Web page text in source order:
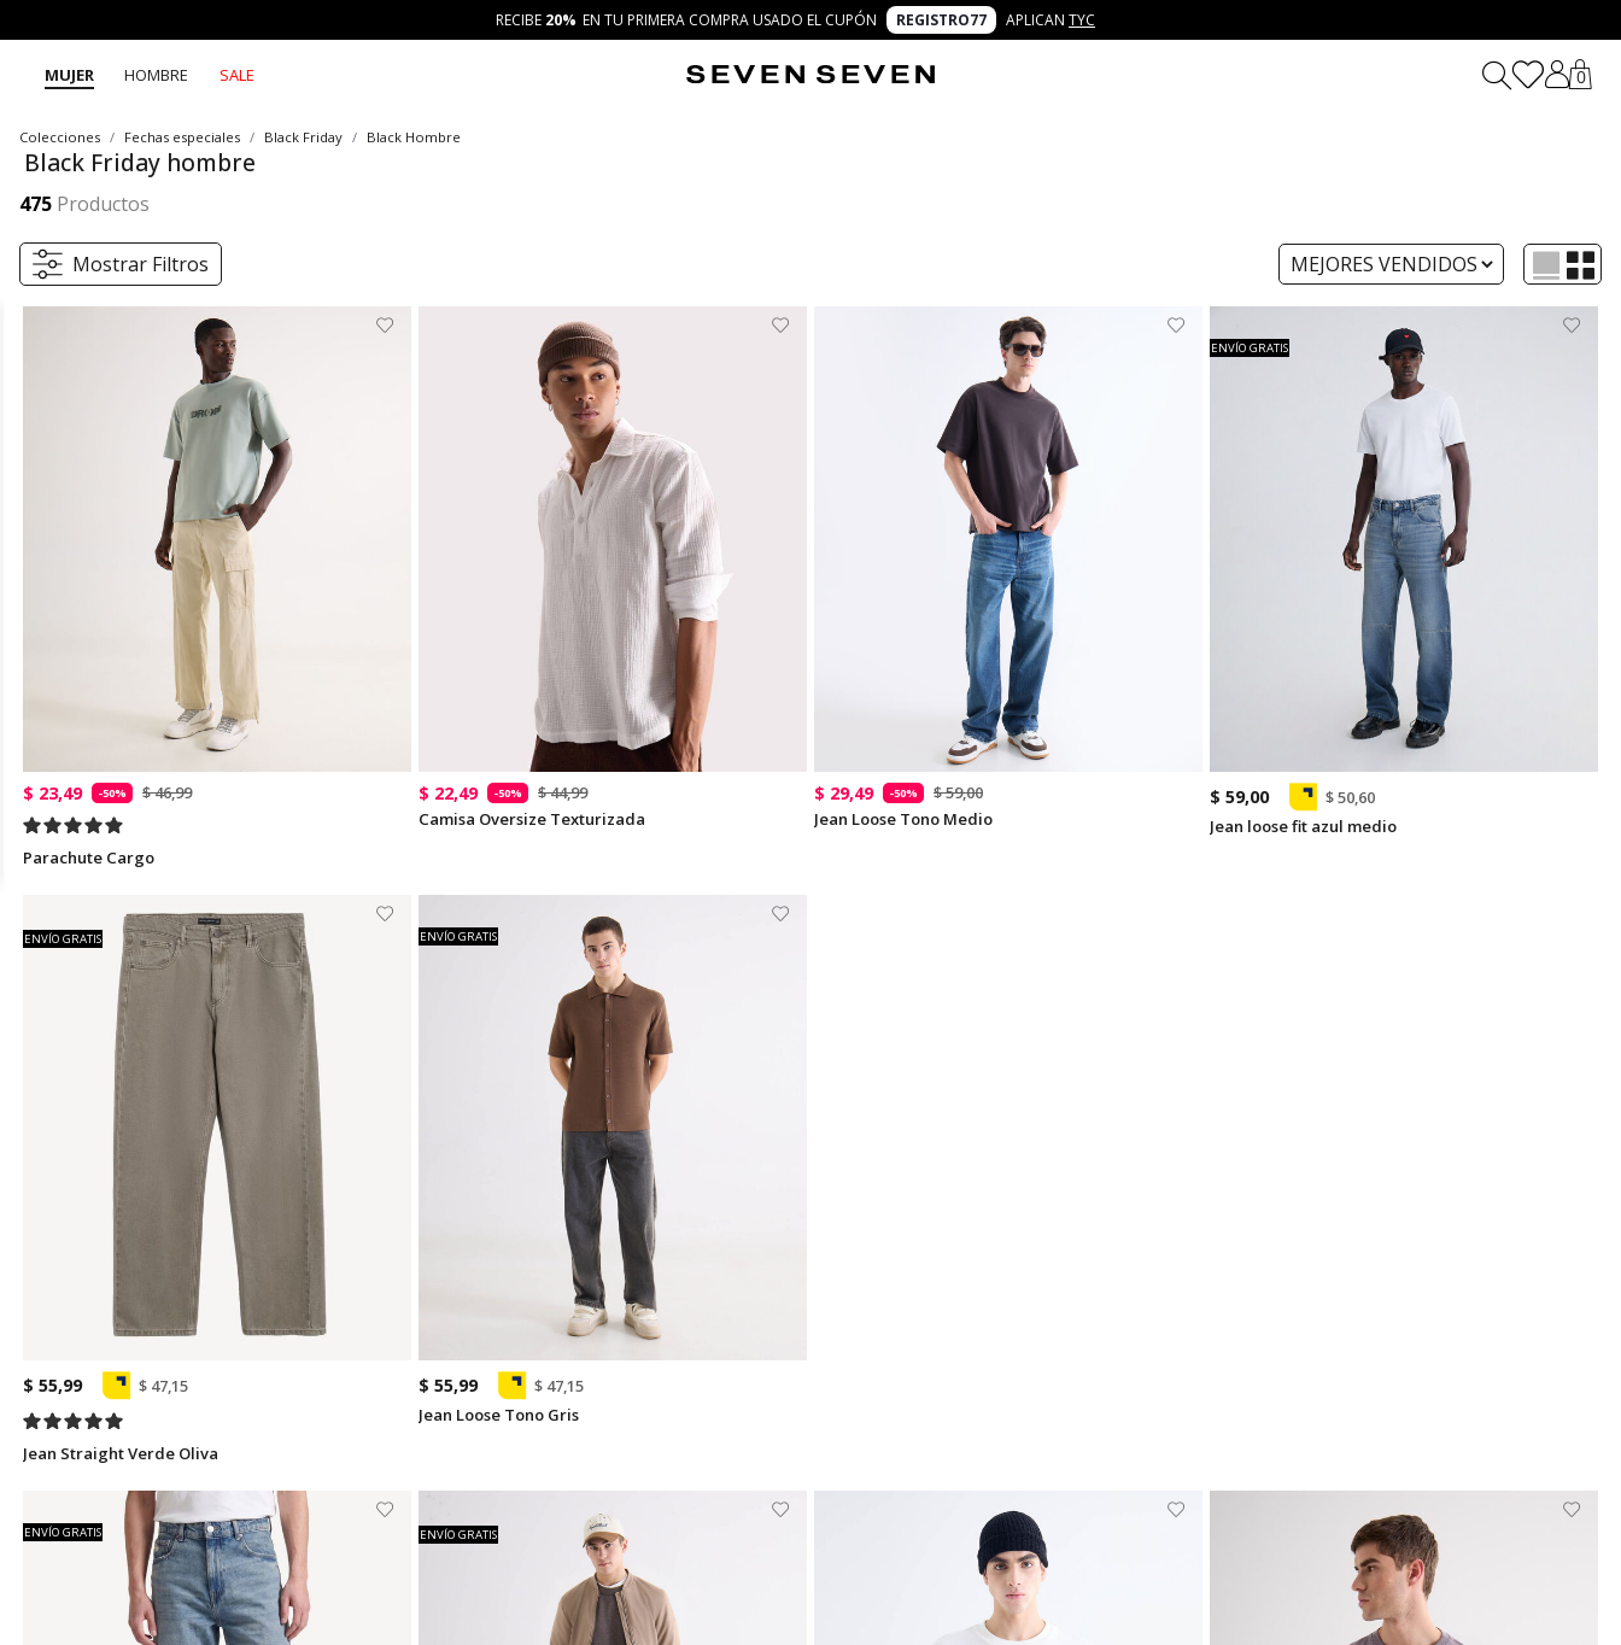
RECIBE 20% EN TU PRIMERA COMPRA USADO EL CUPÓN REGISTRO77 APLICAN TYC
MUJER HOMBRE SALE 0
Colecciones Fechas especiales Black Friday Black Hombre
Black Friday hombre
475 Productos
Mostrar Filtros
$ 23,49 -50% $ 46,99
Parachute Cargo
$ 22,49 -50%
$ 44,99
Camisa Oversize Texturizada
$ 29,49 -50%
$ 59,00
Jean Loose Tono Medio
ENVÍO GRATIS
$ 59,00
$ 50,60
Jean loose fit azul medio
ENVÍO GRATIS
$ 55,99 $ 47,15
Jean Straight Verde Oliva
ENVÍO GRATIS
$ 55,99
$ 47,15
Jean Loose Tono Gris
ENVÍO GRATIS ENVÍO GRATIS